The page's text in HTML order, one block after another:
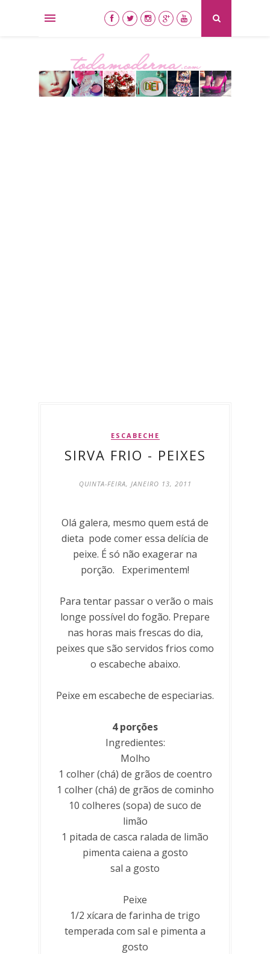
ESCABECHE
SIRVA FRIO - PEIXES
QUINTA-FEIRA, JANEIRO 13, 2011
Olá galera, mesmo quem está de
dieta pode comer essa delícia de
peixe. É só não exagerar na
porção. Experimentem!
Para tentar passar o verão o mais
longe possível do fogão. Prepare
nas horas mais frescas do dia,
peixes que são servidos frios como
o escabeche abaixo.
Peixe em escabeche de especiarias.
4 porções
Ingredientes:
Molho
1 colher (chá) de grãos de coentro
1 colher (chá) de grãos de cominho
10 colheres (sopa) de suco de
limão
1 pitada de casca ralada de limão
pimenta caiena a gosto
sal a gosto
Peixe
1/2 xícara de farinha de trigo
temperada com sal e pimenta a
gosto